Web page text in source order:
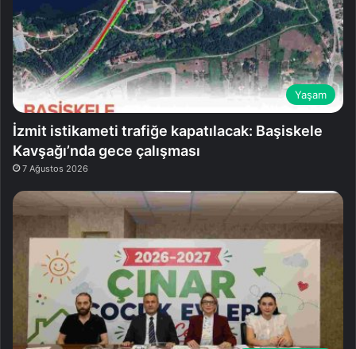
Yaşam
İzmit istikameti trafiğe kapatılacak: Başiskele
Kavşağı’nda gece çalışması
7 Ağustos 2026